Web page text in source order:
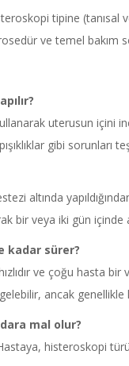
tipine
ve temel bakım
uterusun içini
gibi sorunları
altında
bir veya iki gün içinde
kadar sürer?
ve çoğu hasta
ancak genellikle
mal olur?
histeroskopi